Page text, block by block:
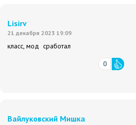
Lisirv
21 декабря 2023 19:09
класс, мод сработал
0
Вайлуковский Мишка